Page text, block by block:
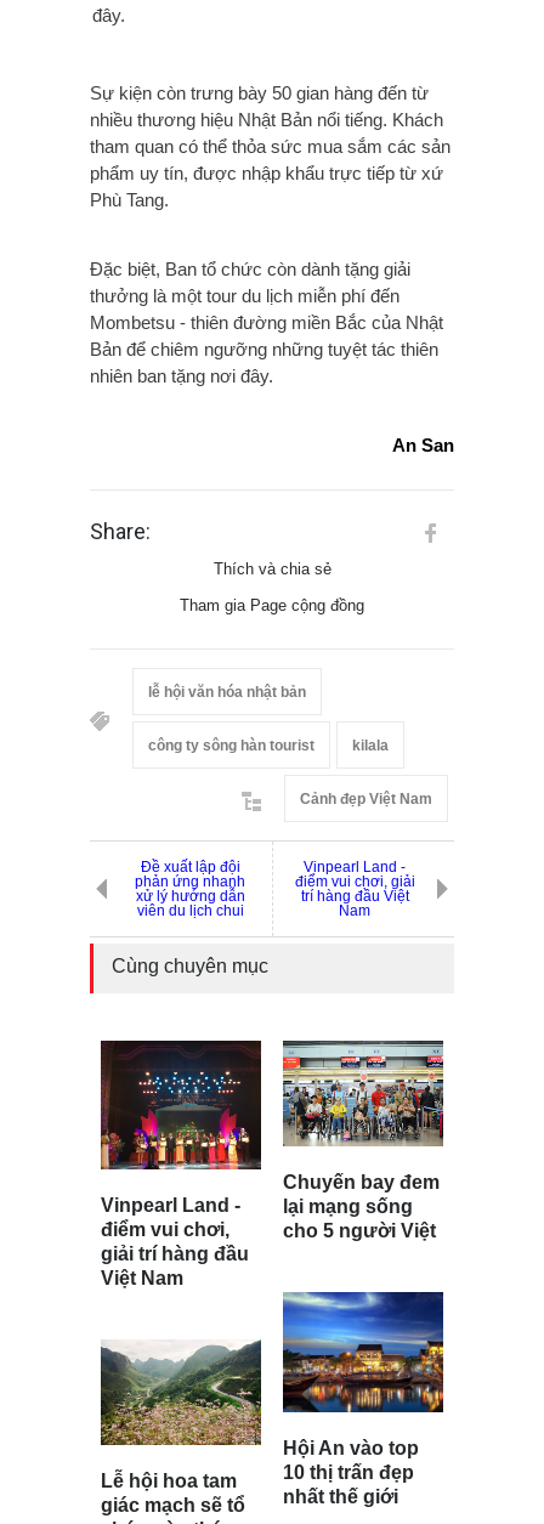
đây.
Sự kiện còn trưng bày 50 gian hàng đến từ
nhiều thương hiệu Nhật Bản nổi tiếng. Khách
tham quan có thể thỏa sức mua sắm các sản
phẩm uy tín, được nhập khẩu trực tiếp từ xứ
Phù Tang.
Đặc biệt, Ban tổ chức còn dành tặng giải
thưởng là một tour du lịch miễn phí đến
Mombetsu - thiên đường miền Bắc của Nhật
Bản để chiêm ngưỡng những tuyệt tác thiên
nhiên ban tặng nơi đây.
An San
Share:
Thích và chia sẻ
Tham gia Page cộng đồng
lễ hội văn hóa nhật bản
công ty sông hàn tourist kilala
Cảnh đẹp Việt Nam
Đề xuất lập đội
phản ứng nhanh
xử lý hướng dẫn
viên du lịch chui
Vinpearl Land -
điểm vui chơi, giải
trí hàng đầu Việt
Nam
Cùng chuyên mục
Vinpearl Land -
điểm vui chơi,
giải trí hàng đầu
Việt Nam
Lễ hội hoa tam
giác mạch sẽ tổ
Chuyến bay đem
lại mạng sống
cho 5 người Việt
Hội An vào top
10 thị trấn đẹp
nhất thế giới